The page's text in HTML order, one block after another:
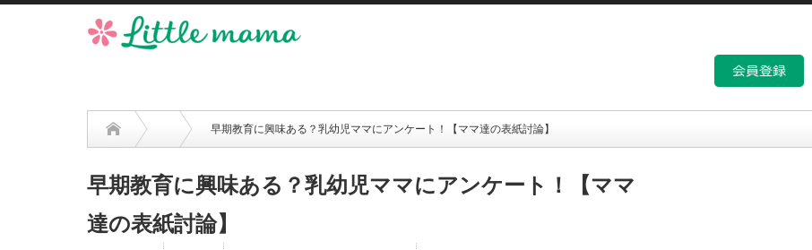
早期教育に興味ある？乳幼児ママにアンケート！【ママ達の表紙討論】
早期教育に興味ある？乳幼児ママにアンケート！【ママ
達の表紙討論】